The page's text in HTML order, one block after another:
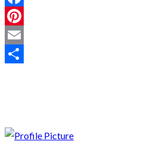
Facebook
Pinterest
Email